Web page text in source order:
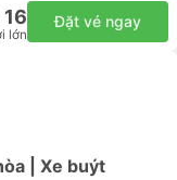
16
lớn
Đặt vé ngay
| Xe buýt